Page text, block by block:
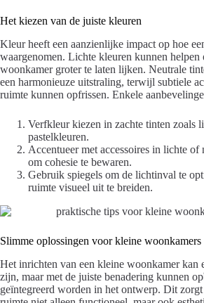
Het kiezen van de juiste kleuren
Kleur heeft een aanzienlijke impact op hoe
waargenomen. Lichte kleuren kunnen helpen
woonkamer groter te laten lijken. Neutrale
een harmonieuze uitstraling, terwijl subtiele
ruimte kunnen opfrissen. Enkele
Verfkleur kiezen in zachte tinten zoals
pastelkleuren.
Accentueer met accessoires in lichte of
om cohesie te bewaren.
Gebruik spiegels om de lichtinval te
ruimte visueel uit te breiden.
Slimme oplossingen voor kleine woonkamers
Het inrichten van een kleine woonkamer kan
zijn, maar met de juiste benadering kunnen
geïntegreerd worden in het ontwerp. Dit